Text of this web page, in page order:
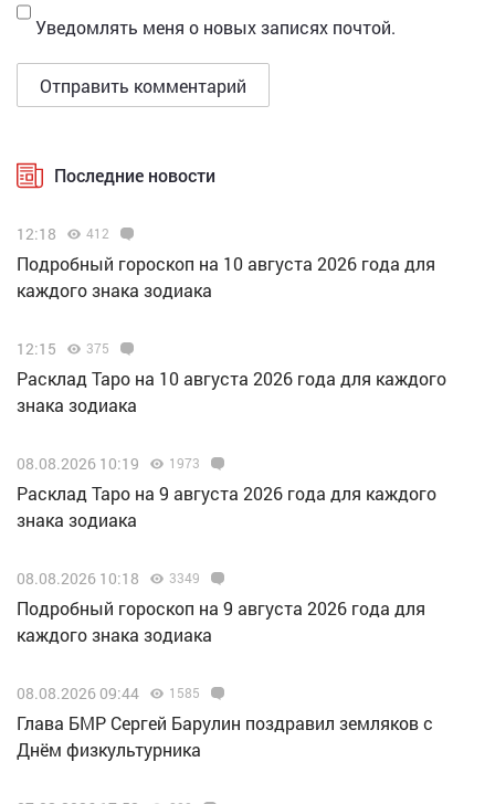
Уведомлять меня о новых записях почтой.
Последние новости
12:18 412
Подробный гороскоп на 10 августа 2026 года для
каждого знака зодиака
12:15 375
Расклад Таро на 10 августа 2026 года для каждого
знака зодиака
08.08.2026 10:19 1973
Расклад Таро на 9 августа 2026 года для каждого
знака зодиака
08.08.2026 10:18 3349
Подробный гороскоп на 9 августа 2026 года для
каждого знака зодиака
08.08.2026 09:44 1585
Глава БМР Сергей Барулин поздравил земляков с
Днём физкультурника